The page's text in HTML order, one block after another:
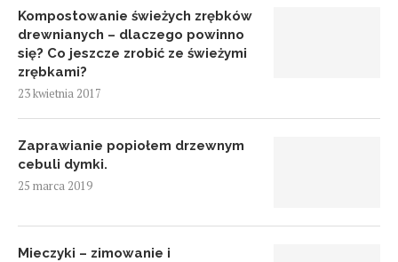
Kompostowanie świeżych zrębków
drewnianych – dlaczego powinno
się? Co jeszcze zrobić ze świeżymi
zrębkami?
23 kwietnia 2017
Zaprawianie popiołem drzewnym
cebuli dymki.
25 marca 2019
Mieczyki – zimowanie i